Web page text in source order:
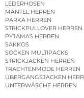
LEDERHOSEN
MÄNTEL HERREN
PARKA HERREN
STRICKPULLOVER HERREN
PYJAMAS HERREN
SAKKOS
SOCKEN MULTIPACKS
STRICKJACKEN HERREN
TRACHTENMODE HERREN
ÜBERGANGSJACKEN
UNTERWÄSCHE HERREN